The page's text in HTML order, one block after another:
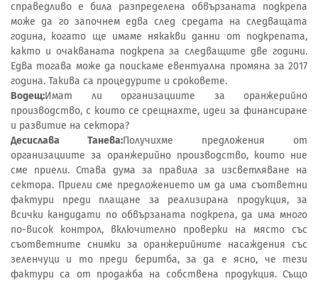
справедливо е била разпределена обвързаната подкрепа
може да го започнем едва след средата на следващата
година, когато ще имаме някакви данни от подкрепата,
както и очакваната подкрепа за следващите две години.
Едва тогава може да поискаме евентуална промяна за 2017
година. Такива са процедурите и сроковете.
Водещ:Имат ли организациите за оранжерийно
производство, с които се срещнахте, идеи за финансиране
и развитие на сектора?
Десислава Танева:Получихме предложения от
организациите за оранжерийно производство, които ние
сме приели. Става дума за правила за изсветляване на
сектора. Приели сме предложението им да има съответни
фактури преди плащане за реализирана продукция, за
всички кандидати по обвързаната подкрепа, да има много
по-висок контрол, включително проверки на място със
съответните снимки за оранжерийните насаждения със
зеленчуци и то преди беритба, за да е ясно, че тези
фактури са от продажба на собствена продукция. Също